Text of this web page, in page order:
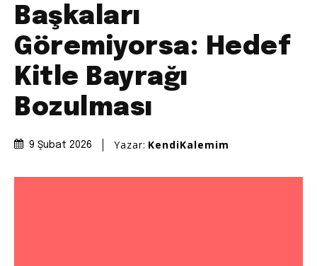
Başkaları
Göremiyorsa: Hedef
Kitle Bayrağı
Bozulması
9 Şubat 2026 Yazar: KendiKalemim